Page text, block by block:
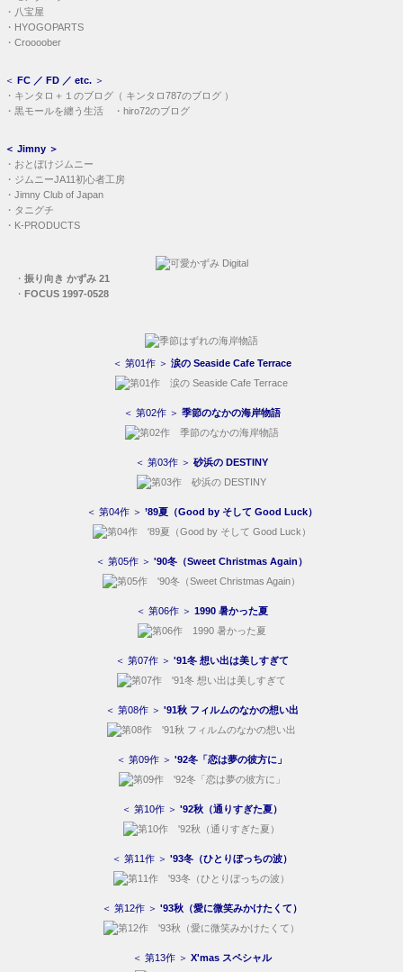
・ 八宝屋
・ HYOGOPARTS
・ Croooober
＜ FC ／ FD ／ etc. ＞
・ キンタロ＋１のブログ （ キンタロ787のブログ ）
・ 黒モールを纏う生活 ・ hiro72のブログ
＜ Jimny ＞
・ おとぼけジムニー
・ ジムニーJA11初心者工房
・ Jimny Club of Japan
・ タニグチ
・ K-PRODUCTS
・ 振り向き かずみ 21
・ FOCUS 1997-0528
＜ 第01作 ＞ 涙の Seaside Cafe Terrace
＜ 第02作 ＞ 季節のなかの海岸物語
＜ 第03作 ＞ 砂浜の DESTINY
＜ 第04作 ＞ ’89夏（Good by そして Good Luck）
＜ 第05作 ＞ '90冬（Sweet Christmas Again）
＜ 第06作 ＞ 1990 暑かった夏
＜ 第07作 ＞ '91冬 想い出は美しすぎて
＜ 第08作 ＞ '91秋 フィルムのなかの想い出
＜ 第09作 ＞ '92冬「恋は夢の彼方に」
＜ 第10作 ＞ '92秋（通りすぎた夏）
＜ 第11作 ＞ '93冬（ひとりぼっちの波）
＜ 第12作 ＞ '93秋（愛に微笑みかけたくて）
＜ 第13作 ＞ X'mas スペシャル